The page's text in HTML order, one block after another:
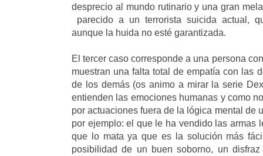
desprecio al mundo rutinario y una gran
parecido a un terrorista suicida actual,
aunque la huida no esté garantizada.
El tercer caso corresponde a una persona
muestran una falta total de empatía con las
de los demás (os animo a mirar la serie
entienden las emociones humanas y como
por actuaciones fuera de la lógica mental de
por ejemplo: el que le ha vendido las armas
que lo mata ya que es la solución más
posibilidad de un buen soborno, un